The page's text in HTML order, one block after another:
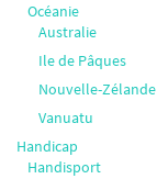
Océanie
Australie
Ile de Pâques
Nouvelle-Zélande
Vanuatu
Handicap
Handisport